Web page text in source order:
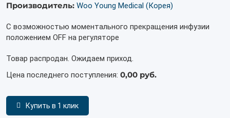
Производитель: Woo Young Medical (Корея)
С возможностью моментального прекращения инфузии
положением OFF на регуляторе
Товар распродан. Ожидаем приход.
Цена последнего поступления: 0,00 руб.
Купить в 1 клик